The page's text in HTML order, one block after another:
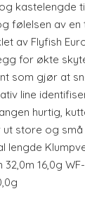
kastelengde
følelsen av en
av Flyfish
for økte
som gjør at
line
hurtig,
ut store og
lengde
32,0m 16,0g